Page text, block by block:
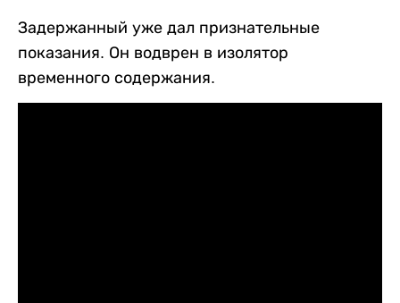
Задержанный уже дал признательные
показания. Он водврен в изолятор
временного содержания.